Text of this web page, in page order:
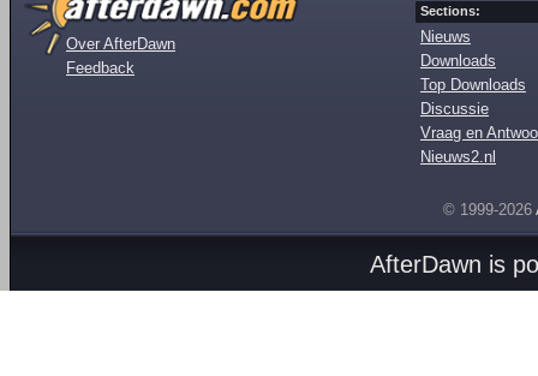
Over AfterDawn
Feedback
Sections:
Nieuws
Downloads
Top Downloads
Discussie
Vraag en
Nieuws2.nl
© 1999-2026
AfterDawn is